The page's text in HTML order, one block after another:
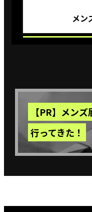
メン
【PR】メン
行ってきた！